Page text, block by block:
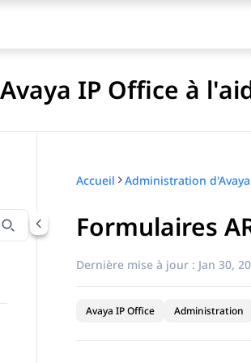
IP Office à
de navigation par titre
Accueil
Formulaires
Dernière mise à jour : Jan 30,
Avaya IP Office Administration